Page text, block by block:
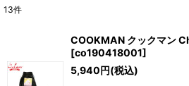
並び順
13件
COOKMAN クックマン
[co190418001]
5,940円(税込)